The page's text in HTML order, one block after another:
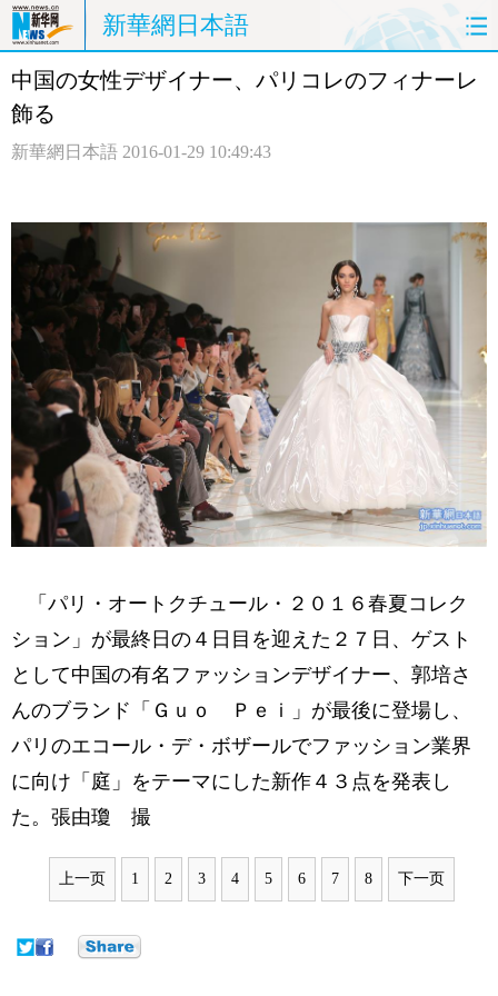
新華網日本語
ホームページ 政治 経済
中日対訳
中国の女性デザイナー、パリコレのフィナーレ
飾る
新華網日本語 2016-01-29 10:49:43
「パリ・オートクチュール・２０１６春夏コレク
ション」が最終日の４日目を迎えた２７日、ゲスト
として中国の有名ファッションデザイナー、郭培さ
んのブランド「Ｇｕｏ Ｐｅｉ」が最後に登場し、
パリのエコール・デ・ボザールでファッション業界
に向け「庭」をテーマにした新作４３点を発表し
た。張由瓊 撮
上一页 1 2 3 4 5 6 7 8 下一页